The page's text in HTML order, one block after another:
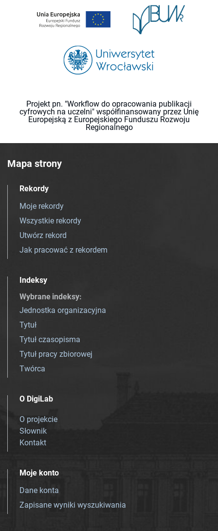
Projekt pn. "Workflow do opracowania publikacji
cyfrowych na uczelni" współfinansowany przez Unię
Europejską z Europejskiego Funduszu Rozwoju
Regionalnego
Mapa strony
Rekordy
Moje rekordy
Wszystkie rekordy
Utwórz rekord
Jak pracować z rekordem
Indeksy
Wybrane indeksy:
Jednostka organizacyjna
Tytuł
Tytuł czasopisma
Tytuł pracy zbiorowej
Twórca
O DigiLab
O projekcie
Słownik
Kontakt
Moje konto
Dane konta
Zapisane wyniki wyszukiwania